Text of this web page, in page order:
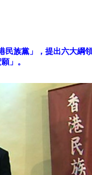
民族黨」，提出六大綱
」。